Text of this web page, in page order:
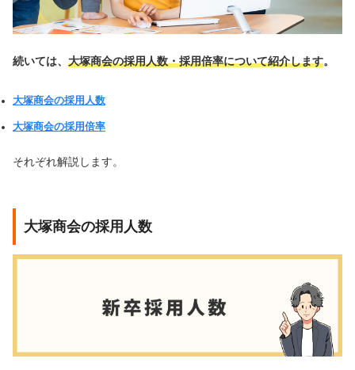
続いては、 大塚商会の採用人数・採用倍率について紹介します。
大塚商会の採用人数
大塚商会の採用倍率
それぞれ解説します。
大塚商会の採用人数